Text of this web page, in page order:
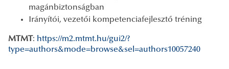
magánbiztonságban
Irányítói, vezetői kompetenciafejlesztő tréning
MTMT: https://m2.mtmt.hu/gui2/?
type=authors&mode=browse&sel=authors10057240